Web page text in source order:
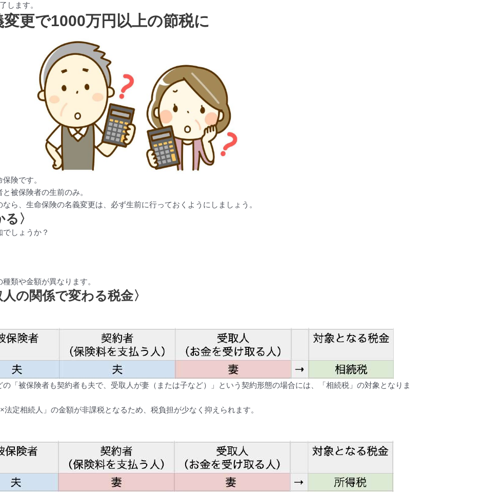
します。
更で1000万円以上の節税に
険です。
被保険者の生前のみ。
ら、生命保険の名義変更は、必ず生前に行っておくようにしましょう。
〉
しょうか？
類や金額が異なります。
の関係で変わる税金〉
「被保険者も契約者も夫で、受取人が妻（または子など）」という契約形態の場合には、「相続税」の対象となりま
定相続人」の金額が非課税となるため、税負担が少なく抑えられます。